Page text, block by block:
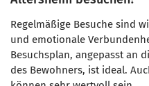
Regelmäßige Besuche sind
und emotionale
Besuchsplan, angepasst an
des Bewohners, ist ideal.